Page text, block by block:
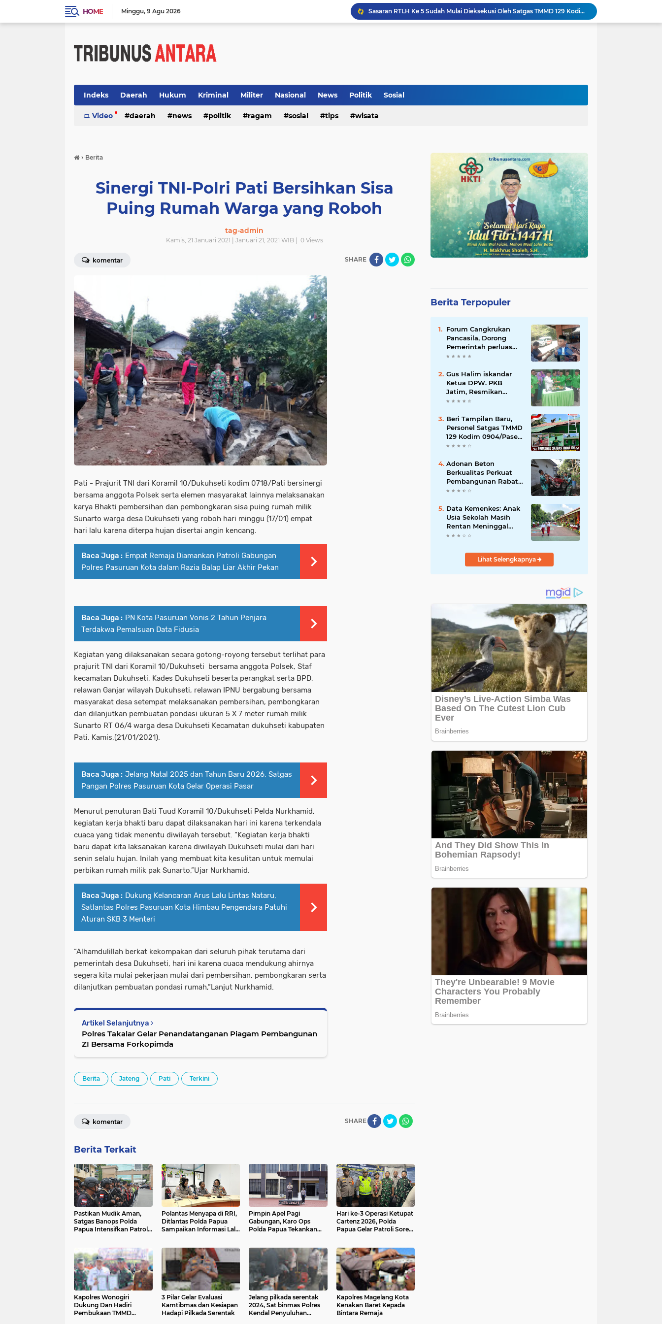
HOME Minggu 9 Agu 2026
Sasaran RTLH Ke 5 Sudah Mulai Dieksekusi Oleh Satgas TMMD 129 Kodim 0904/Paser
Voli Menjadi Pengisi Waktu Luang Personel TMMD 129 Pada Sore Hari
Indeks Daerah Hukum Kriminal Militer Nasional News Politik Sosial
Video daerah news politik ragam sosial tips wisata
› Berita
Sinergi TNI-Polri Pati Bersihkan Sisa
Puing Rumah Warga yang Roboh
tag-admin
Kamis, 21 Januari 2021 | Januari 21, 2021 WIB | 0Views
komentar SHARE
Pati - Prajurit TNI dari Koramil 10/Dukuhseti kodim 0718/Pati bersinergi
bersama anggota Polsek serta elemen masyarakat lainnya melaksanakan
karya Bhakti pembersihan dan pembongkaran sisa puing rumah milik
Sunarto warga desa Dukuhseti yang roboh hari minggu (17/01) empat
hari lalu karena diterpa hujan disertai angin kencang.
Baca Juga : Empat Remaja Diamankan Patroli Gabungan
Polres Pasuruan Kota dalam Razia Balap Liar Akhir Pekan
Baca Juga : PN Kota Pasuruan Vonis 2 Tahun Penjara
Terdakwa Pemalsuan Data Fidusia
Kegiatan yang dilaksanakan secara gotong-royong tersebut terlihat para
prajurit TNI dari Koramil 10/Dukuhseti bersama anggota Polsek, Staf
kecamatan Dukuhseti, Kades Dukuhseti beserta perangkat serta BPD,
relawan Ganjar wilayah Dukuhseti, relawan IPNU bergabung bersama
masyarakat desa setempat melaksanakan pembersihan, pembongkaran
dan dilanjutkan pembuatan pondasi ukuran 5 X 7 meter rumah milik
Sunarto RT 06/4 warga desa Dukuhseti Kecamatan dukuhseti kabupaten
Pati. Kamis,(21/01/2021).
Baca Juga : Jelang Natal 2025 dan Tahun Baru 2026, Satgas
Pangan Polres Pasuruan Kota Gelar Operasi Pasar
Menurut penuturan Bati Tuud Koramil 10/Dukuhseti Pelda Nurkhamid,
kegiatan kerja bhakti baru dapat dilaksanakan hari ini karena terkendala
cuaca yang tidak menentu diwilayah tersebut. “Kegiatan kerja bhakti
baru dapat kita laksanakan karena diwilayah Dukuhseti mulai dari hari
senin selalu hujan. Inilah yang membuat kita kesulitan untuk memulai
perbikan rumah milik pak Sunarto,”Ujar Nurkhamid.
Baca Juga : Dukung Kelancaran Arus Lalu Lintas Nataru,
Satlantas Polres Pasuruan Kota Himbau Pengendara Patuhi
Aturan SKB 3 Menteri
“Alhamdulillah berkat kekompakan dari seluruh pihak terutama dari
pemerintah desa Dukuhseti, hari ini karena cuaca mendukung ahirnya
segera kita mulai pekerjaan mulai dari pembersihan, pembongkaran serta
dilanjutkan pembuatan pondasi rumah,”Lanjut Nurkhamid.
Artikel Selanjutnya
Polres Takalar Gelar Penandatanganan Piagam Pembangunan
ZI Bersama Forkopimda
Berita Jateng Pati Terkini
SHARE
komentar
Berita Terkait
Pastikan Mudik Aman,
Satgas Banops Polda
Papua Intensifkan Patroli
Polantas Menyapa di RRI,
Ditlantas Polda Papua
Sampaikan Informasi Lalu
Pimpin Apel Pagi
Gabungan, Karo Ops
Polda Papua Tekankan
Hari ke-3 Operasi Ketupat
Cartenz 2026, Polda
Papua Gelar Patroli Sore
Kapolres Wonogiri
Dukung Dan Hadiri
Pembukaan TMMD
3 Pilar Gelar Evaluasi
Kamtibmas dan Kesiapan
Hadapi Pilkada Serentak
Jelang pilkada serentak
2024, Sat binmas Polres
Kendal Penyuluhan
Kapolres Magelang Kota
Kenakan Baret Kepada
Bintara Remaja
Berita Terpopuler
Forum Cangkrukan
Pancasila, Dorong
Pemerintah perluas
intensif Perpajakan
UMKM.
Gus Halim iskandar
Ketua DPW. PKB
Jatim, Resmikan
Kantor Graha Gus Dur
Iskandariyah, dorong
Jadi Pusat Pelayanan
Warga dan Dakwah
Umat.
Beri Tampilan Baru,
Personel Satgas TMMD
129 Kodim 0904/Paser
Cat Atap Rumah
Adonan Beton
Berkualitas Perkuat
Pembangunan Rabat
Jalan TMMD ke-129 di
Data Kemenkes: Anak
Usia Sekolah Masih
Rentan Meninggal
Akibat DBD
Lihat Selengkapnya